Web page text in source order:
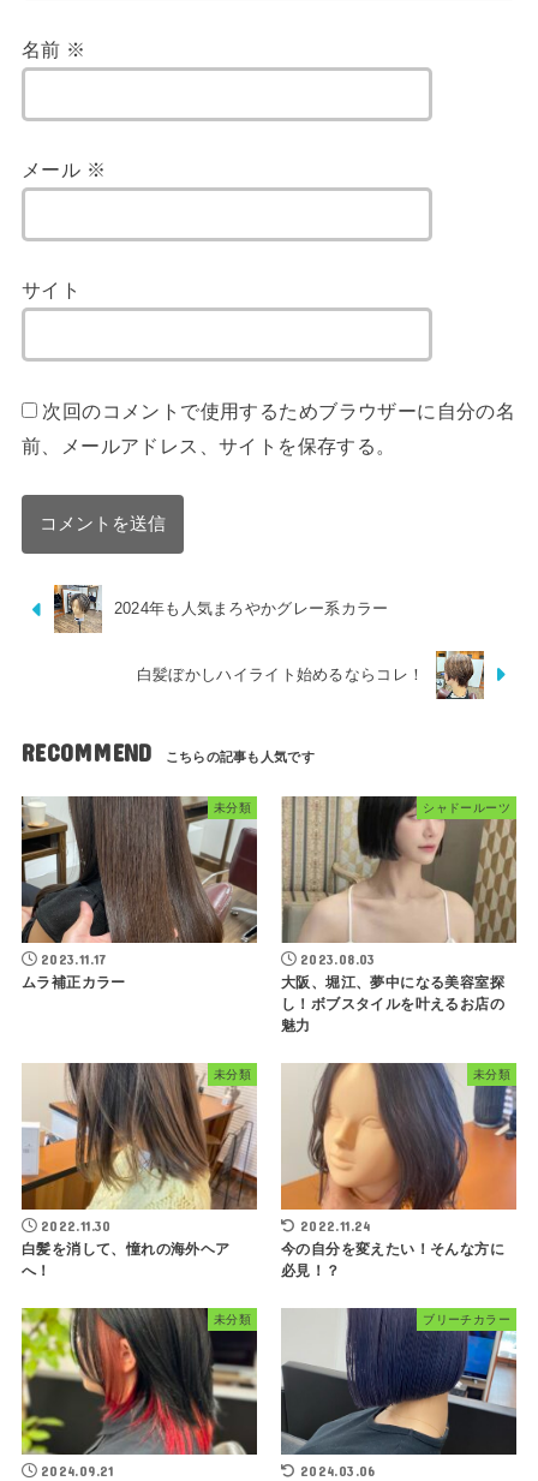
名前 ※
メール ※
サイト
次回のコメントで使用するためブラウザーに自分の名
前、メールアドレス、サイトを保存する。
2024年も人気まろやかグレー系カラー
白髪ぼかしハイライト始めるならコレ！
RECOMMEND
未分類
2023.11.17
ムラ補正カラー
シャドールーツ
2023.08.03
大阪、堀江、夢中になる美容室探
し！ボブスタイルを叶えるお店の
魅力
未分類
2022.11.30
白髪を消して、憧れの海外ヘア
へ！
未分類
2022.11.24
今の自分を変えたい！そんな方に
必見！？
未分類
2024.09.21
ブリーチカラー
2024.03.06